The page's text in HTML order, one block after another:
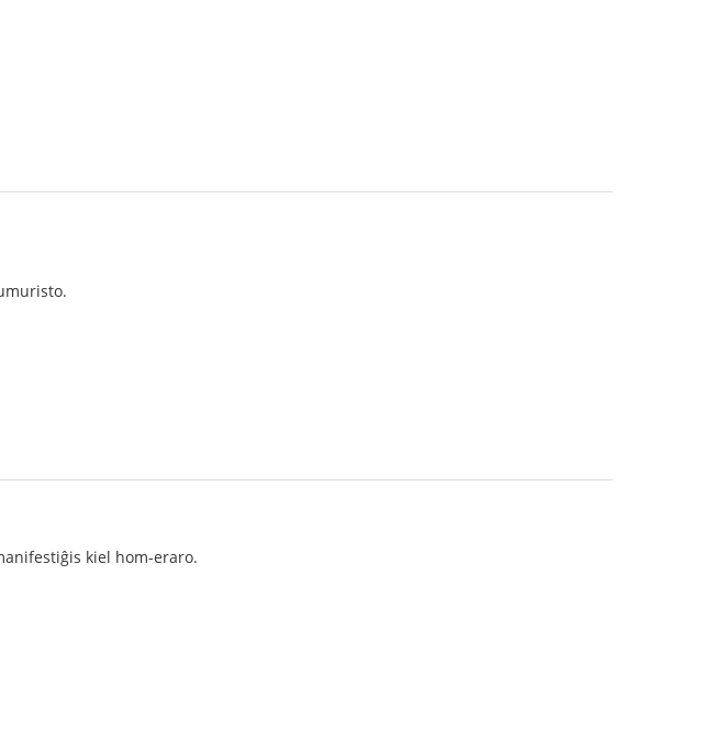
kiel hom-eraro.